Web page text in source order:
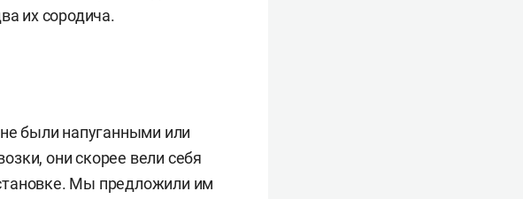
их сородича.
были напуганными или
они скорее вели себя
Мы предложили им